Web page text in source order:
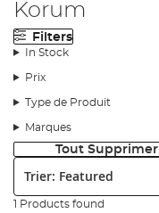
Korum
Filters
In Stock
Prix
Type de Produit
Marques
Tout Supprimer
1 Products found